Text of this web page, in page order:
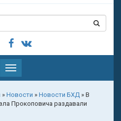
Паказаць
меню
» Новости » Новости БХД » В
Прокоповича раздавали